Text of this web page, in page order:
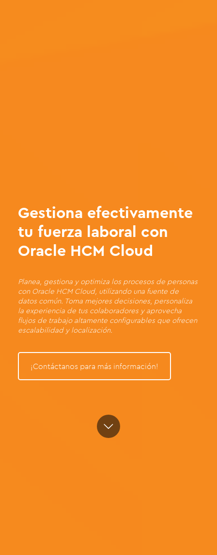
Gestiona efectivamente
tu fuerza laboral con
Oracle HCM Cloud
Planea, gestiona y optimiza los procesos de personas
con Oracle HCM Cloud, utilizando una fuente de
datos común. Toma mejores decisiones, personaliza
la experiencia de tus colaboradores y aprovecha
flujos de trabajo altamente configurables que ofrecen
escalabilidad y localización.
¡Contáctanos para más información!